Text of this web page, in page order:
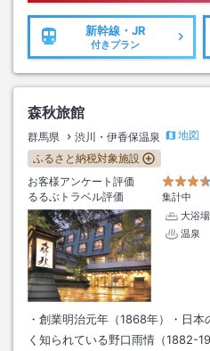
新幹線・JR
付きプラン
森秋旅館
群馬県 渋川・伊香保温泉
地図
ふるさと納税対象施設
お客様アンケート評価
るるぶトラベル評価
集計中
大浴
温泉
・創業明治元年（1868年）・日
く知られている野口雨情（1882-